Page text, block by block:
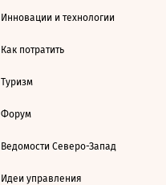
Инновации и технологии
Как потратить
Туризм
Форум
Ведомости Северо-Запад
Идеи управления